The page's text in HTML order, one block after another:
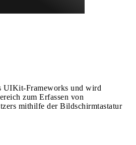
UIKit-Frameworks und wird
zum Erfassen von
mithilfe der Bildschirmtastatur